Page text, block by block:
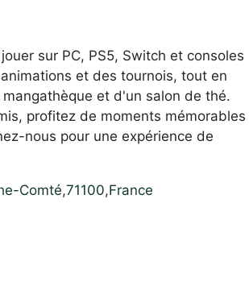
sur PC, PS5, Switch et consoles
et des tournois, tout en
et d'un salon de thé.
profitez de moments mémorables
nous pour une expérience de
Comté,71100,France